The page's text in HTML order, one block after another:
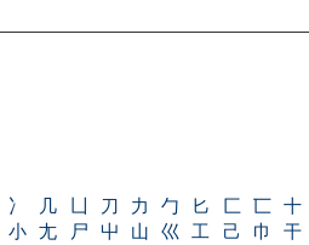
冫 几 刀 力 勹 匕 匚 匸 十
小 尢 尸 屮 山 巛 工 己 巾 干